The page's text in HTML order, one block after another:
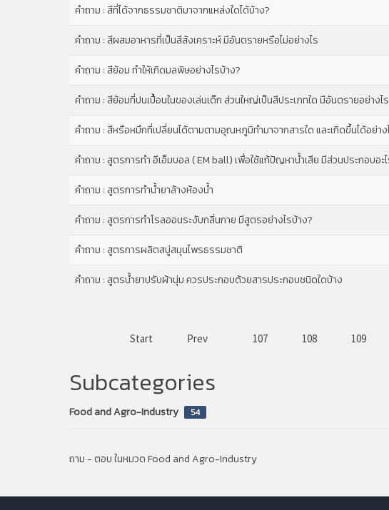
คำถาม : สีที่ได้จากธรรมชาติมาจากแหล่งใดได้บ้าง?
คำถาม : สีผสมอาหารที่เป็นสีสังเคราะห์ มีอันตรายหรือไม่อย่างไร
คำถาม : สีย้อม ทำให้เกิดมลพิษอย่างไรบ้าง?
คำถาม : สีย้อมที่ปนเปื้อนในของเล่นเด็ก ส่วนใหญ่เป็นสีประเภทใด มีอันตรายอย่างไร
คำถาม : สีหรือหมึกที่เปลี่ยนได้ตามตามอุณหภูมิทำมาจากสารใด และเกิดขึ้นได้อย่าง
คำถาม : สูตรการทำ อีเอ็มบอล ( EM ball) เพื่อใช้แก้ปัญหาน้ำเสีย มีส่วนประกอบอะ
คำถาม : สูตรการทำน้ำยาล้างห้องน้ำ
คำถาม : สูตรการทำโรลออนระงับกลิ่นกาย มีสูตรอย่างไรบ้าง?
คำถาม : สูตรการผลิตสบู่สมุนไพรธรรมชาติ
คำถาม : สูตรน้ำยาปรับผ้านุ่ม ควรประกอบด้วยสารประกอบชนิดใดบ้าง
Start Prev 107 108 109
Subcategories
Food and Agro-Industry 54
ถาม - ตอบ ในหมวด Food and Agro-Industry